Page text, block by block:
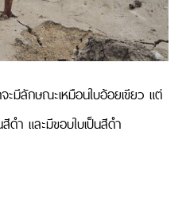
ะมีลักษณะเหมือนใบอ้อยเขียว แต่
ำ และมีขอบใบเป็นสีดำ